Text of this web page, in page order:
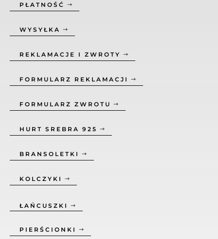
PŁATNOŚĆ
WYSYŁKA
REKLAMACJE I ZWROTY
FORMULARZ REKLAMACJI
FORMULARZ ZWROTU
HURT SREBRA 925
BRANSOLETKI
KOLCZYKI
ŁAŃCUSZKI
PIERŚCIONKI